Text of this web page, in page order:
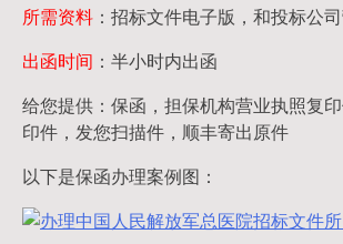
所需资料 ：招标文件电子版，和投标公
出函时间 ：半小时内出函
给您提供：保函，担保机构营业执照复
印件，发您扫描件，顺丰寄出原件
以下是保函办理案例图：